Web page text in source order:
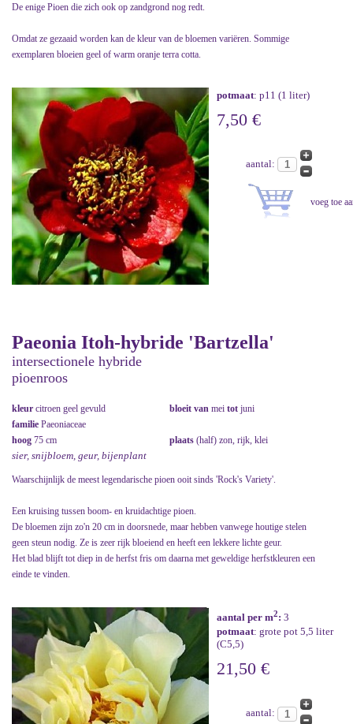
De enige Pioen die zich ook op zandgrond nog redt.
Omdat ze gezaaid worden kan de kleur van de bloemen variëren. Sommige
exemplaren bloeien geel of warm oranje terra cotta.
potmaat: p11 (1 liter)
7,50 €
aantal:
Paeonia Itoh-hybride 'Bartzella'
intersectionele hybride
pioenroos
kleur citroen geel gevuld bloeit van mei tot juni
familie Paeoniaceae
hoog 75 cm plaats (half) zon, rijk, klei
sier, snijbloem, geur, bijenplant
Waarschijnlijk de meest legendarische pioen ooit sinds 'Rock's Variety'.
Een kruising tussen boom- en kruidachtige pioen.
De bloemen zijn zo'n 20 cm in doorsnede, maar hebben vanwege houtige stelen
geen steun nodig. Ze is zeer rijk bloeiend en heeft een lekkere lichte geur.
Het blad blijft tot diep in de herfst fris om daarna met geweldige herfstkleuren een
einde te vinden.
aantal per m2: 3
potmaat: grote pot 5,5 liter
(C5,5)
21,50 €
aantal: